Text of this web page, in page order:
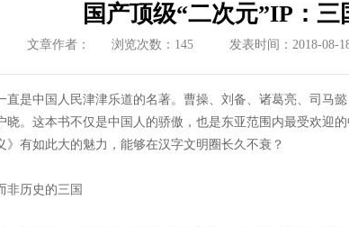
国产顶级“二次元”IP：三
文章作者： 浏览次数： 145 发表时间：2018-08-
直是中国人民津津乐道的名著。曹操、刘备、诸葛亮、司马
晓。这本书不仅是中国人的骄傲，也是东亚范围内最受欢迎
》有如此大的魅力，能够在汉字文明圈长久不衰？
非历史的三国